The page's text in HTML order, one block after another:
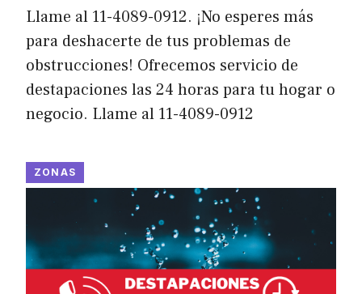
Llame al 11-4089-0912. ¡No esperes más
para deshacerte de tus problemas de
obstrucciones! Ofrecemos servicio de
destapaciones las 24 horas para tu hogar o
negocio. Llame al 11-4089-0912
ZONAS